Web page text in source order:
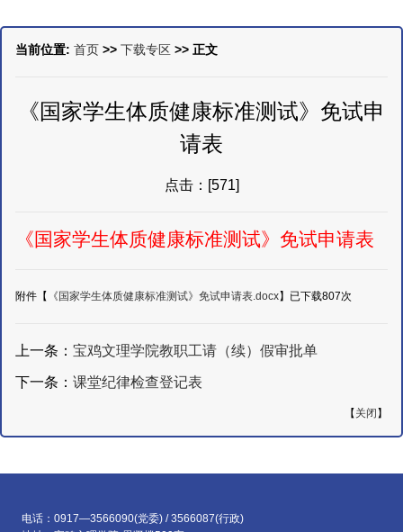
当前位置: 首页 >> 下载专区 >> 正文
《国家学生体质健康标准测试》免试申
请表
点击：[571]
《国家学生体质健康标准测试》免试申请表
附件【 《国家学生体质健康标准测试》免试申请表.docx】已下载807次
上一条： 宝鸡文理学院教职工请（续）假审批单
下一条： 课堂纪律检查登记表
【 关闭 】
电话：0917—3566090(党委) / 3566087(行政)